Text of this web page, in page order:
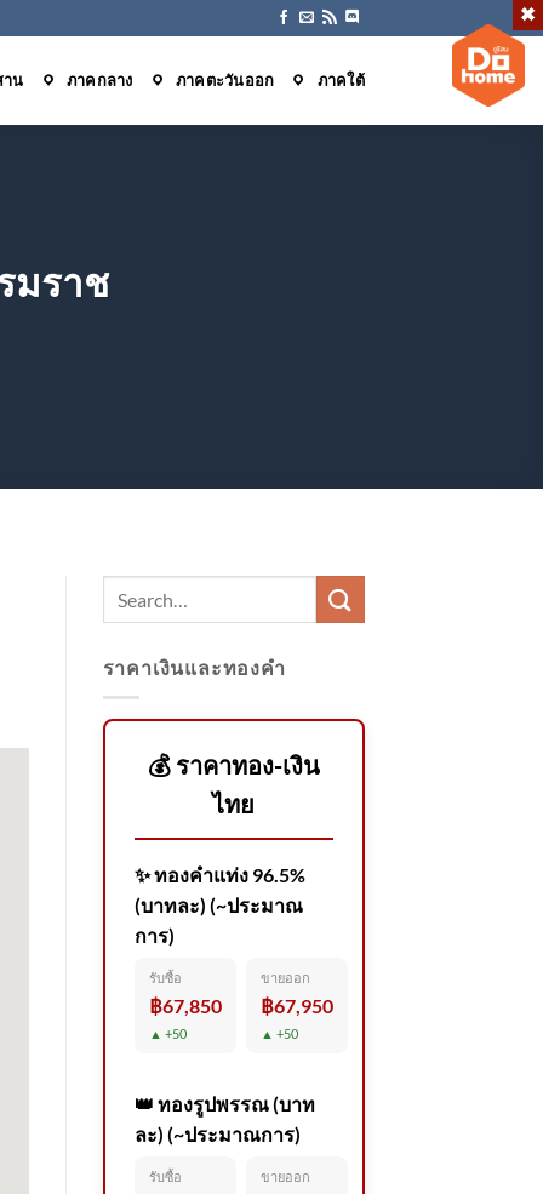
าน ภาคกลาง ภาคตะวันออก ภาคใต้
มราช
ราคาเงินและทองคำ
💰 ราคาทอง-เงิน
ไทย
✨ ทองคำแท่ง 96.5%
(บาทละ) (~ประมาณ
การ)
รับซื้อ
฿67,850
▲ +50
ขายออก
฿67,950
▲ +50
👑 ทองรูปพรรณ (บาท
ละ) (~ประมาณการ)
รับซื้อ ขายออก